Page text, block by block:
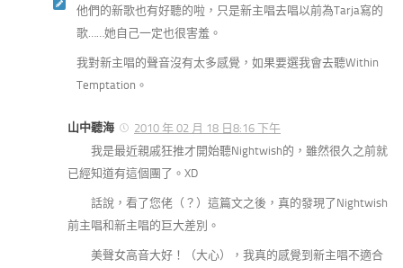
他們的新歌也有好聽的啦，只是新主唱去唱以前為Tarja寫的
歌……她自己一定也很害羞。
我對新主唱的聲音沒有太多感覺，如果要選我會去聽Within
Temptation。
山中聽海
2010 年 02 月 18 日8:16 下午
我是最近親戚狂推才開始聽Nightwish的，雖然很久之前就
已經知道有這個團了。XD
話說，看了您佬（？）這篇文之後，真的發現了Nightwish
前主唱和新主唱的巨大差別。
美聲女高音大好！（大心），我真的感覺到新主唱不適合